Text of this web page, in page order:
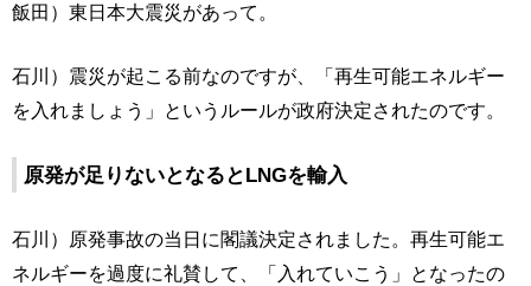
飯田）東日本大震災があって。
石川）震災が起こる前なのですが、「再生可能エネルギー
を入れましょう」というルールが政府決定されたのです。
原発が足りないとなるとLNGを輸入
石川）原発事故の当日に閣議決定されました。再生可能エ
ネルギーを過度に礼賛して、「入れていこう」となったの